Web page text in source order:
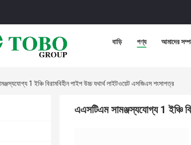
বাড়ি পণ্য আমাদের
1 ইঞ্চি বিরামবিহীন পাইপ উচ্চ যথার্থ লাইটওয়েট এসজিএস শংসাপত্র
এএসটিএম সামঞ্জস্যযোগ্য 1 ইঞ্চি